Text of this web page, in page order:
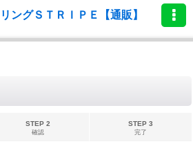
ングＳＴＲＩＰＥ【通販】
STEP 2
確認
STEP 3
完了